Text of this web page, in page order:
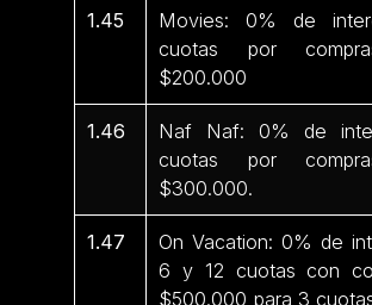
1.45
Movies: 0% de
cuotas por
$200.000
1.46
Naf Naf: 0% de
cuotas por
$300.000.
1.47
On Vacation: 0% de
6 y 12 cuotas con
$500.000 para 3